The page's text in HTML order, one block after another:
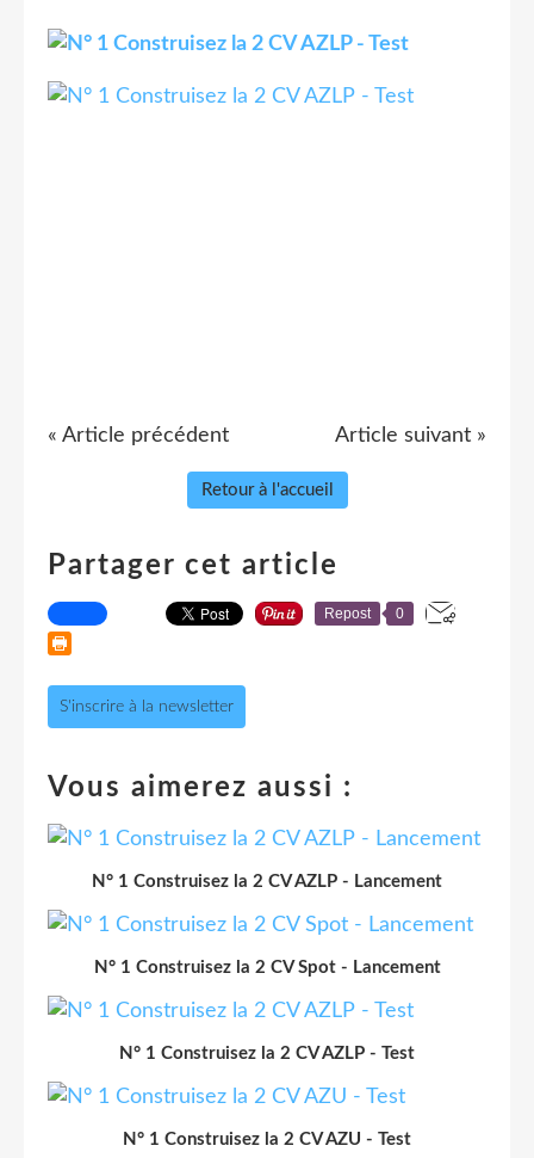
« Article précédent Article suivant »
Retour à l'accueil
Partager cet article
Repost 0
S'inscrire à la newsletter
Vous aimerez aussi :
N° 1 Construisez la 2 CV AZLP - Lancement
N° 1 Construisez la 2 CV Spot - Lancement
N° 1 Construisez la 2 CV AZLP - Test
N° 1 Construisez la 2 CV AZU - Test